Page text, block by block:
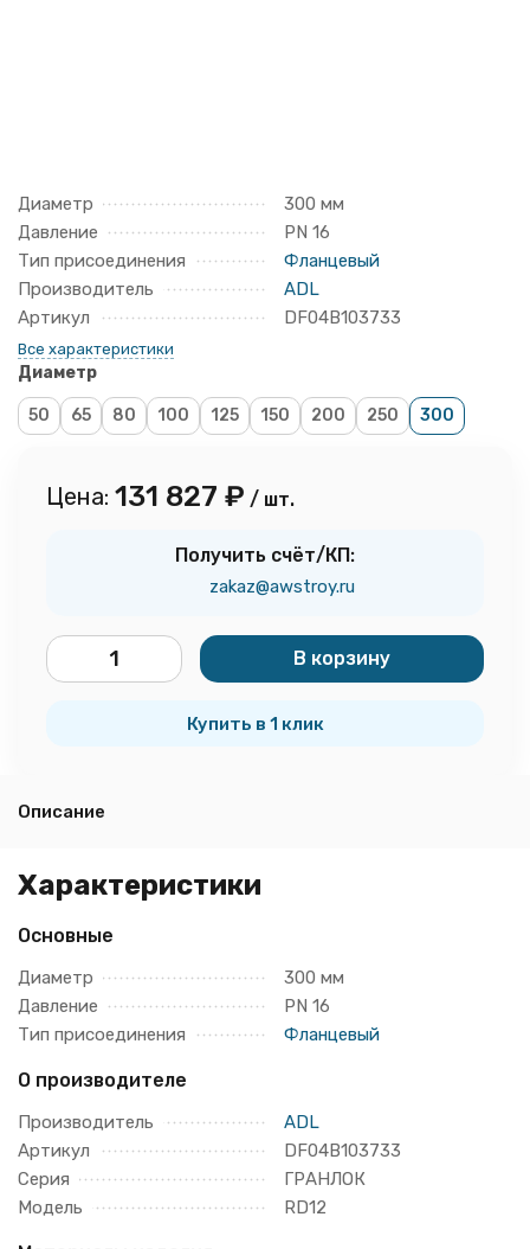
Диаметр
300 мм
Давление
PN 16
Тип присоединения
Фланцевый
Производитель
ADL
Артикул
DF04B103733
Все характеристики
Диаметр
50 65 80 100 125 150 200 250 300
Цена: 131 827 ₽ / шт.
Получить счёт/КП:
zakaz@awstroy.ru
В корзину
Купить в 1 клик
Описание
Характеристики
Основные
Диаметр
300 мм
Давление
PN 16
Тип присоединения
Фланцевый
О производителе
Производитель
ADL
Артикул
DF04B103733
Серия
ГРАНЛОК
Модель
RD12